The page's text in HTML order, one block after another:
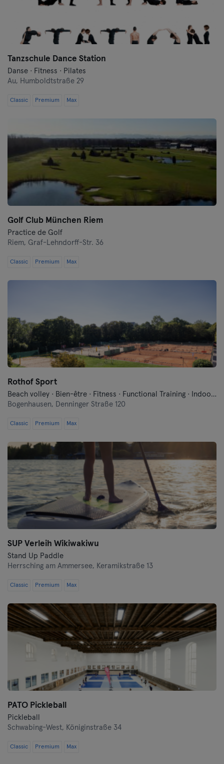
Tanzschule Dance Station
Danse · Fitness · Pilates
Au, Humboldtstraße 29
Classic Premium Max
Golf Club München Riem
Practice de Golf
Riem, Graf-Lehndorff-Str. 36
Classic Premium Max
Rothof Sport
Beach volley · Bien-être · Fitness · Functional Training · Indoor Cycling · Pilates · Tennis · Yoga
Bogenhausen, Denninger Straße 120
Classic Premium Max
SUP Verleih Wikiwakiwu
Stand Up Paddle
Herrsching am Ammersee, Keramikstraße 13
Classic Premium Max
PATO Pickleball
Pickleball
Schwabing-West, Königinstraße 34
Classic Premium Max